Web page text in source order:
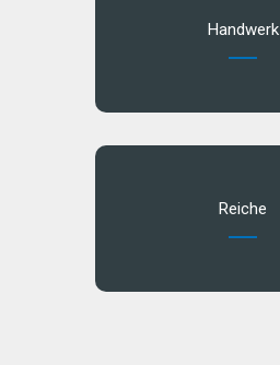
Handwerk
Reiche